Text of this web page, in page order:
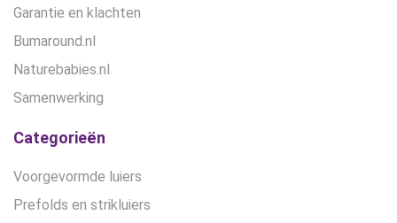
Garantie en klachten
Bumaround.nl
Naturebabies.nl
Samenwerking
Categorieën
Voorgevormde luiers
Prefolds en strikluiers